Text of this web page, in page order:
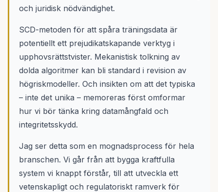
och juridisk nödvändighet.
SCD-metoden för att spåra träningsdata är
potentiellt ett prejudikatskapande verktyg i
upphovsrättstvister. Mekanistisk tolkning av
dolda algoritmer kan bli standard i revision av
högriskmodeller. Och insikten om att det typiska
– inte det unika – memoreras först omformar
hur vi bör tänka kring datamångfald och
integritetsskydd.
Jag ser detta som en mognadsprocess för hela
branschen. Vi går från att bygga kraftfulla
system vi knappt förstår, till att utveckla ett
vetenskapligt och regulatoriskt ramverk för